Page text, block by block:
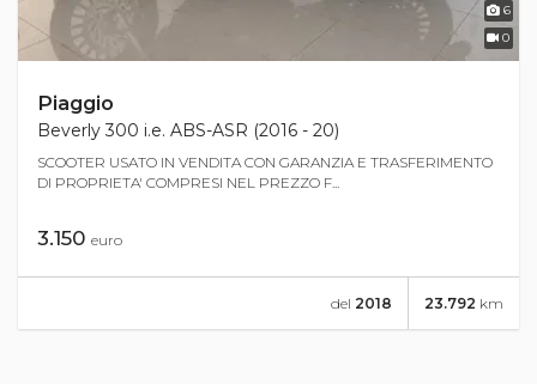
6
0
Piaggio
Beverly 300 i.e. ABS-ASR (2016 - 20)
SCOOTER USATO IN VENDITA CON GARANZIA E TRASFERIMENTO
DI PROPRIETA' COMPRESI NEL PREZZO F...
3.150 euro
23.792 km
del 2018